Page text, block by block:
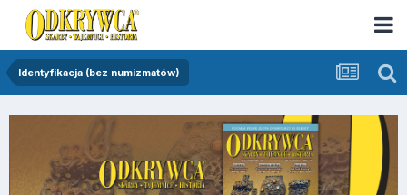
Identyfikacja (bez numizmatów)